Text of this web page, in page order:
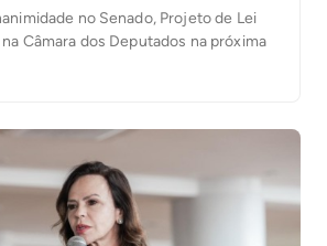
no Senado, Projeto de Lei
Câmara dos Deputados na próxima